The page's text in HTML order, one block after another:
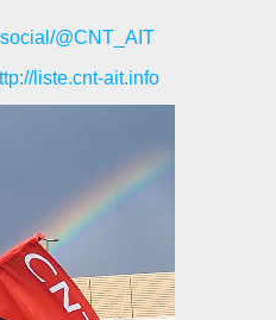
@CNT_AIT
liste.cnt-ait.info